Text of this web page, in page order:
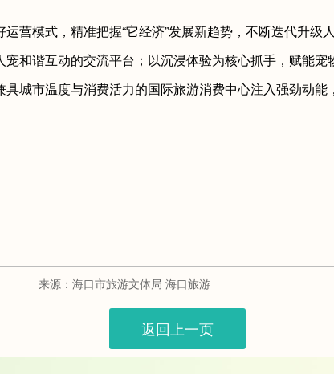
营模式，精准把握“它经济”发展新趋势，不断迭代升
和谐互动的交流平台；以沉浸体验为核心抓手，赋能宠
城市温度与消费活力的国际旅游消费中心注入强劲动能
来源：海口市旅游文体局 海口旅游
返回上一页